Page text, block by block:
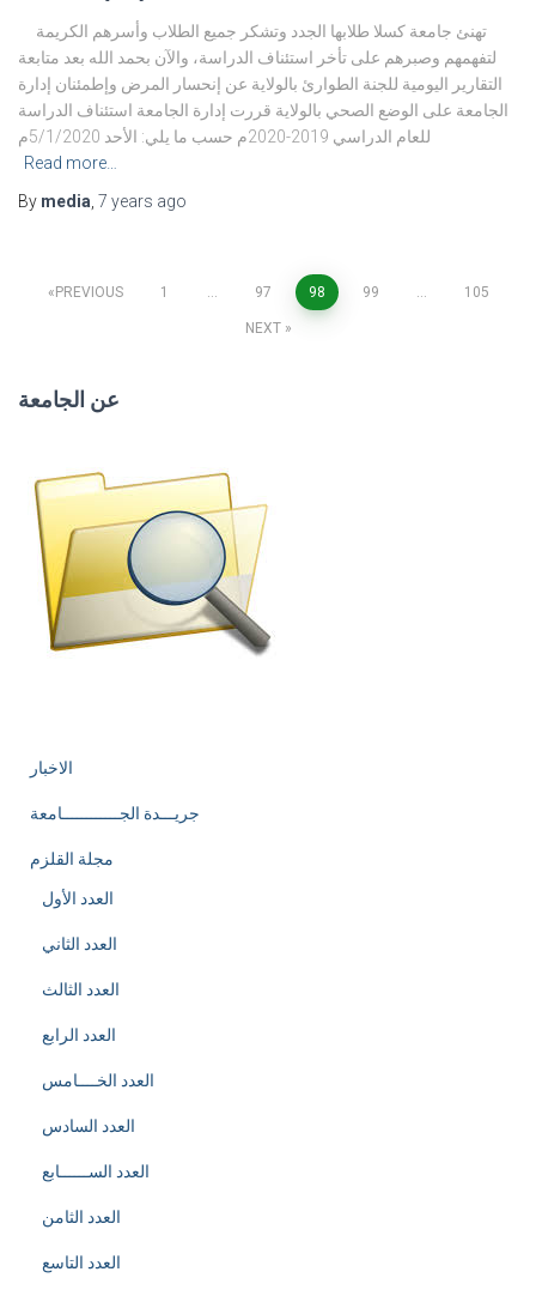
لتفهمهم وصبرهم على تأخر استئناف الدراسة، والآن بحمد الله بعد متابعة
التقارير اليومية للجنة الطوارئ بالولاية عن إنحسار المرض وإطمئنان إدارة
الجامعة على الوضع الصحي بالولاية قررت إدارة الجامعة استئناف الدراسة
للعام الدراسي 2019-2020م حسب ما يلي: الأحد 5/1/2020م
Read more…
By media 7 years ago
Posts
PREVIOUS 1 … 97 98 99 … 105
NEXT
عن الجامعة
الاخبار
جريـــدة الجــــــــــــامعة
مجلة القلزم
العدد الأول
العدد الثاني
العدد الثالث
العدد الرابع
العدد الخــــامس
العدد السادس
العدد الســــــابع
العدد الثامن
العدد التاسع